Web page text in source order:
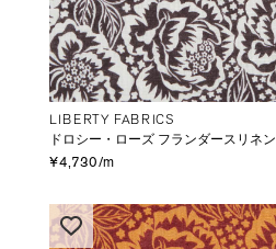
LIBERTY FABRICS
ドロシー・ローズ フランダースリネン
¥4,730/m